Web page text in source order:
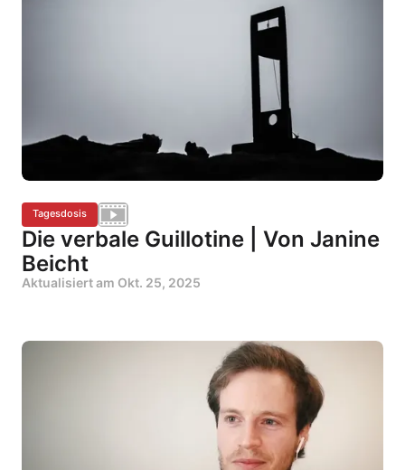
Tagesdosis
Die verbale Guillotine | Von Janine
Beicht
Aktualisiert am Okt. 25, 2025